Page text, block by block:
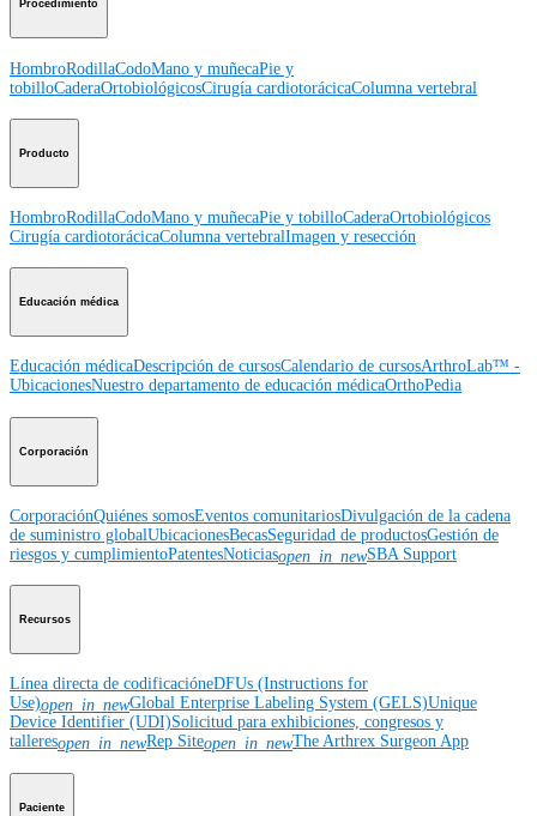
Procedimiento
HombroRodillaCodoMano y muñecaPie y
tobilloCaderaOrtobiológicosCirugía cardiotorácicaColumna vertebral
Producto
HombroRodillaCodoMano y muñecaPie y tobilloCaderaOrtobiológicos
Cirugía cardiotorácicaColumna vertebralImagen y resección
Educación médica
Educación médicaDescripción de cursosCalendario de cursosArthroLab™ -
UbicacionesNuestro departamento de educación médicaOrthoPedia
Corporación
CorporaciónQuiénes somosEventos comunitariosDivulgación de la cadena
de suministro globalUbicacionesBecasSeguridad de productosGestión de
riesgos y cumplimientoPatentesNoticiasopen_in_newSBA Support
Recursos
Línea directa de codificacióneDFUs (Instructions for
Use)open_in_newGlobal Enterprise Labeling System (GELS)Unique
Device Identifier (UDI)Solicitud para exhibiciones, congresos y
talleresopen_in_newRep Siteopen_in_newThe Arthrex Surgeon App
Paciente